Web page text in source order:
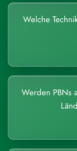
Welche
Werden PBNs